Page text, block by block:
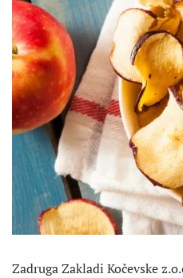
Zadruga Zakladi Kočevske